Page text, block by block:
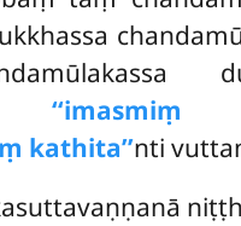
kathita’’nti